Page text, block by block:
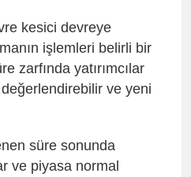
kesici devreye
işlemleri belirli bir
zarfında yatırımcılar
ve yeni
süre sonunda
ve piyasa normal